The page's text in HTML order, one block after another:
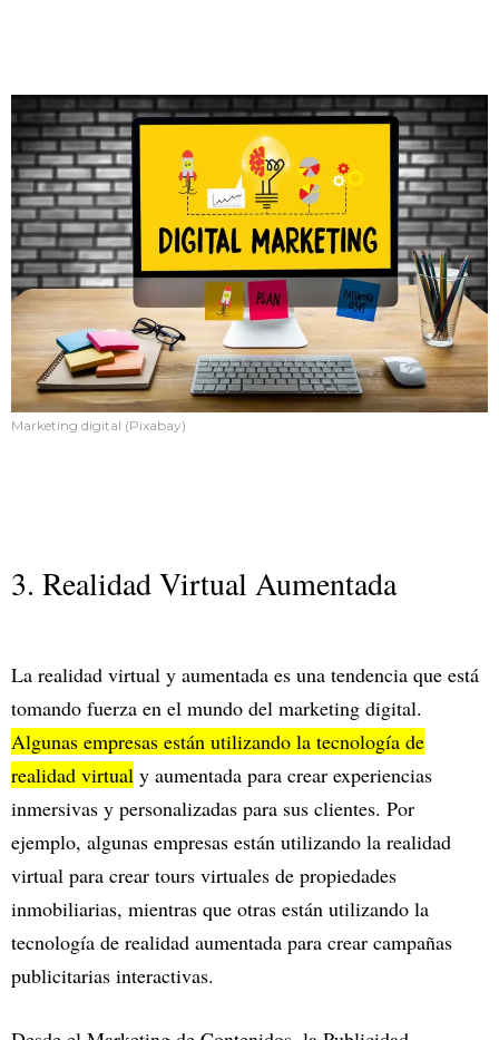
Marketing digital (Pixabay)
3. Realidad Virtual Aumentada
La realidad virtual y aumentada es una tendencia que está
tomando fuerza en el mundo del marketing digital.
Algunas empresas están utilizando la tecnología de
realidad virtual y aumentada para crear experiencias
inmersivas y personalizadas para sus clientes. Por
ejemplo, algunas empresas están utilizando la realidad
virtual para crear tours virtuales de propiedades
inmobiliarias, mientras que otras están utilizando la
tecnología de realidad aumentada para crear campañas
publicitarias interactivas.